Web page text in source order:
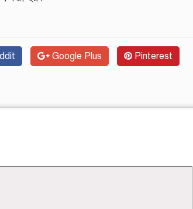
Google Plus Pinterest